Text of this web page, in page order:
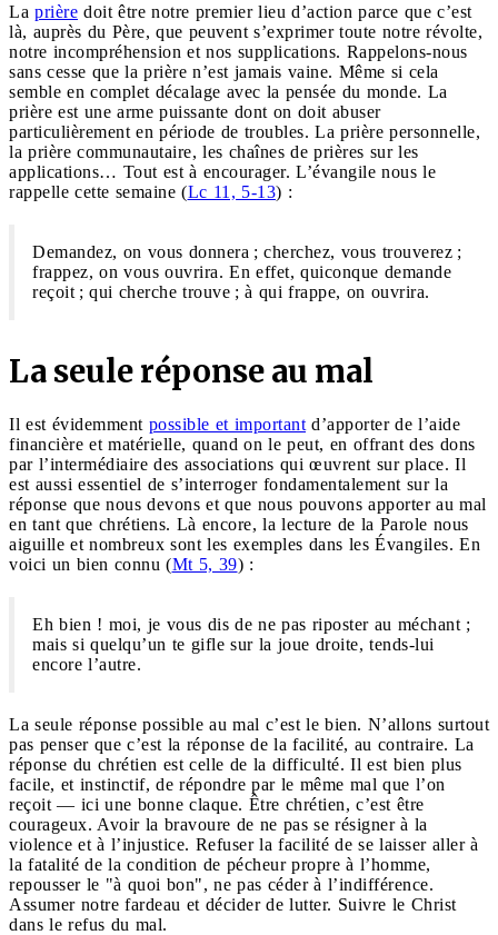
La prière doit être notre premier lieu d’action parce que c’est
là, auprès du Père, que peuvent s’exprimer toute notre révolte,
notre incompréhension et nos supplications. Rappelons-nous
sans cesse que la prière n’est jamais vaine. Même si cela
semble en complet décalage avec la pensée du monde. La
prière est une arme puissante dont on doit abuser
particulièrement en période de troubles. La prière personnelle,
la prière communautaire, les chaînes de prières sur les
applications… Tout est à encourager. L’évangile nous le
rappelle cette semaine (Lc 11, 5-13) :
Demandez, on vous donnera ; cherchez, vous trouverez ;
frappez, on vous ouvrira. En effet, quiconque demande
reçoit ; qui cherche trouve ; à qui frappe, on ouvrira.
La seule réponse au mal
Il est évidemment possible et important d’apporter de l’aide
financière et matérielle, quand on le peut, en offrant des dons
par l’intermédiaire des associations qui œuvrent sur place. Il
est aussi essentiel de s’interroger fondamentalement sur la
réponse que nous devons et que nous pouvons apporter au mal
en tant que chrétiens. Là encore, la lecture de la Parole nous
aiguille et nombreux sont les exemples dans les Évangiles. En
voici un bien connu (Mt 5, 39) :
Eh bien ! moi, je vous dis de ne pas riposter au méchant ;
mais si quelqu’un te gifle sur la joue droite, tends-lui
encore l’autre.
La seule réponse possible au mal c’est le bien. N’allons surtout
pas penser que c’est la réponse de la facilité, au contraire. La
réponse du chrétien est celle de la difficulté. Il est bien plus
facile, et instinctif, de répondre par le même mal que l’on
reçoit — ici une bonne claque. Être chrétien, c’est être
courageux. Avoir la bravoure de ne pas se résigner à la
violence et à l’injustice. Refuser la facilité de se laisser aller à
la fatalité de la condition de pécheur propre à l’homme,
repousser le "à quoi bon", ne pas céder à l’indifférence.
Assumer notre fardeau et décider de lutter. Suivre le Christ
dans le refus du mal.